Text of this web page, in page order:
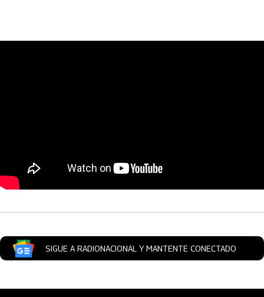
Artículos Player
SIGUE A RADIONACIONAL Y MANTENTE CONECTADO